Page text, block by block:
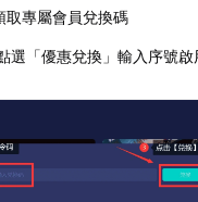
取專屬會員兌換碼
選「優惠兌換」輸入序號啟